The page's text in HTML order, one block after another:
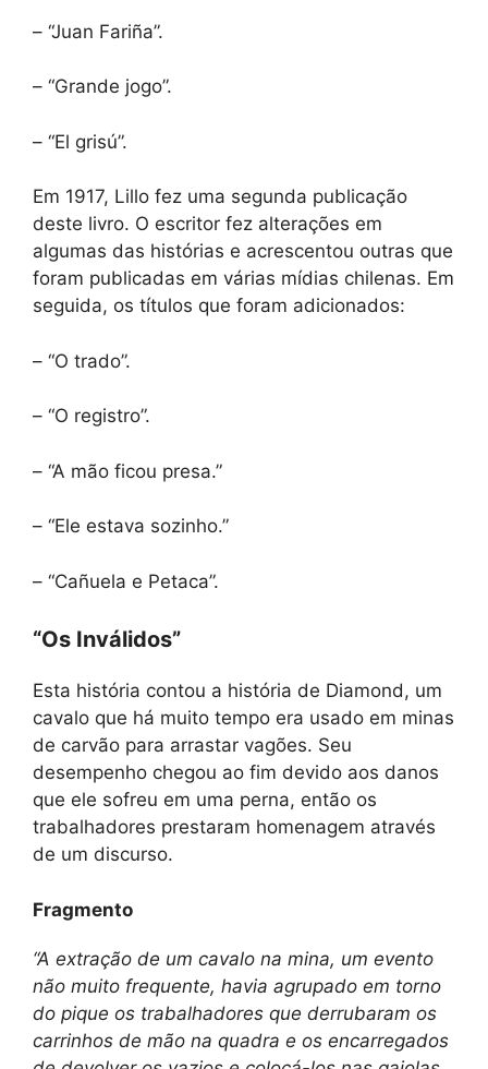
– “Juan Fariña”.
– “Grande jogo”.
– “El grisú”.
Em 1917, Lillo fez uma segunda publicação
deste livro. O escritor fez alterações em
algumas das histórias e acrescentou outras que
foram publicadas em várias mídias chilenas. Em
seguida, os títulos que foram adicionados:
– “O trado”.
– “O registro”.
– “A mão ficou presa.”
– “Ele estava sozinho.”
– “Cañuela e Petaca”.
“Os Inválidos”
Esta história contou a história de Diamond, um
cavalo que há muito tempo era usado em minas
de carvão para arrastar vagões. Seu
desempenho chegou ao fim devido aos danos
que ele sofreu em uma perna, então os
trabalhadores prestaram homenagem através
de um discurso.
Fragmento
“A extração de um cavalo na mina, um evento
não muito frequente, havia agrupado em torno
do pique os trabalhadores que derrubaram os
carrinhos de mão na quadra e os encarregados